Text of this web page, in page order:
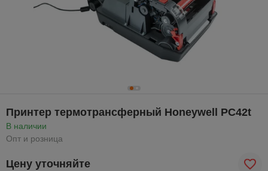
Принтер термотрансферный Honeywell PC42t
В наличии
Опт и розница
Цену уточняйте